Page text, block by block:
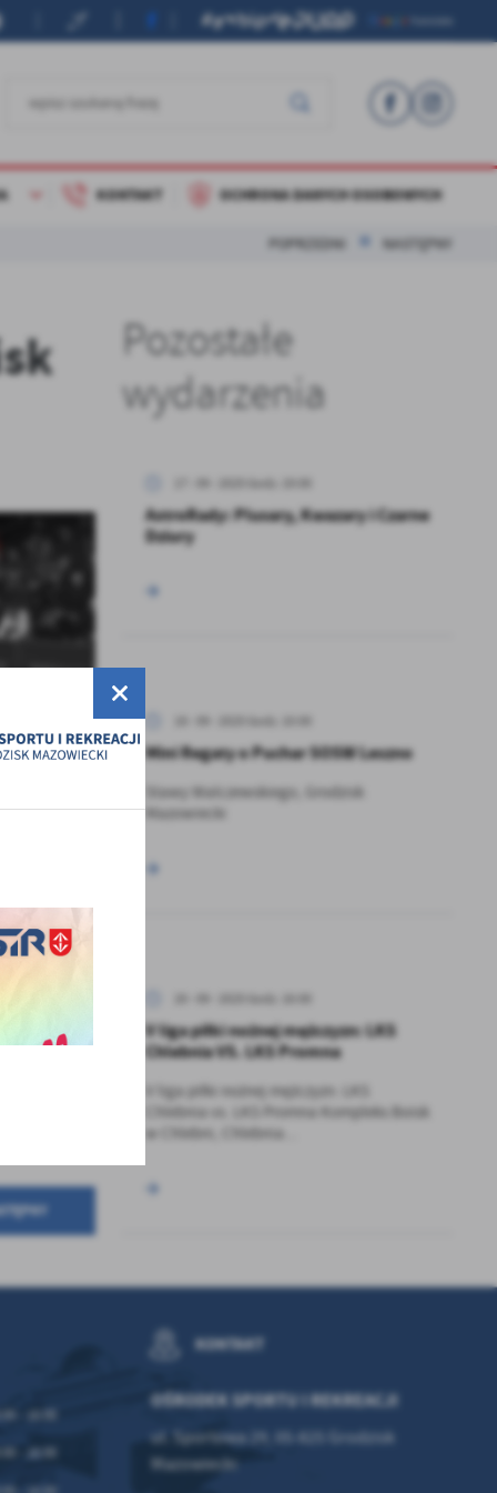
KONTAKT OCHRONA DANYCH OSOBOWYCH
POPRZEDNI NASTĘPNY
Pozostałe
wydarzenia
AstroRady: Plusary, Kwazary i Czarne
Dziury
Mini Regaty o Puchar SOSW Leszno
Stawy Walczewskiego, Grodzisk
Mazowiecki
V liga piłki nożnej mężczyzn: LKS
Chlebnia VS. LKS Promna
V liga piłki nożnej mężczyzn: LKS
Chlebnia vs. LKS Promna Kompleks Boisk
w Chlebni, Chlebnia...
8:00 - 16:00
KONTAKT
OŚRODEK SPORTU I REKREACJI
ul. Sportowa 29, 05-825 Grodzisk
Mazowiecki